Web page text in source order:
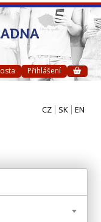
Přihlášení
CZ SK EN